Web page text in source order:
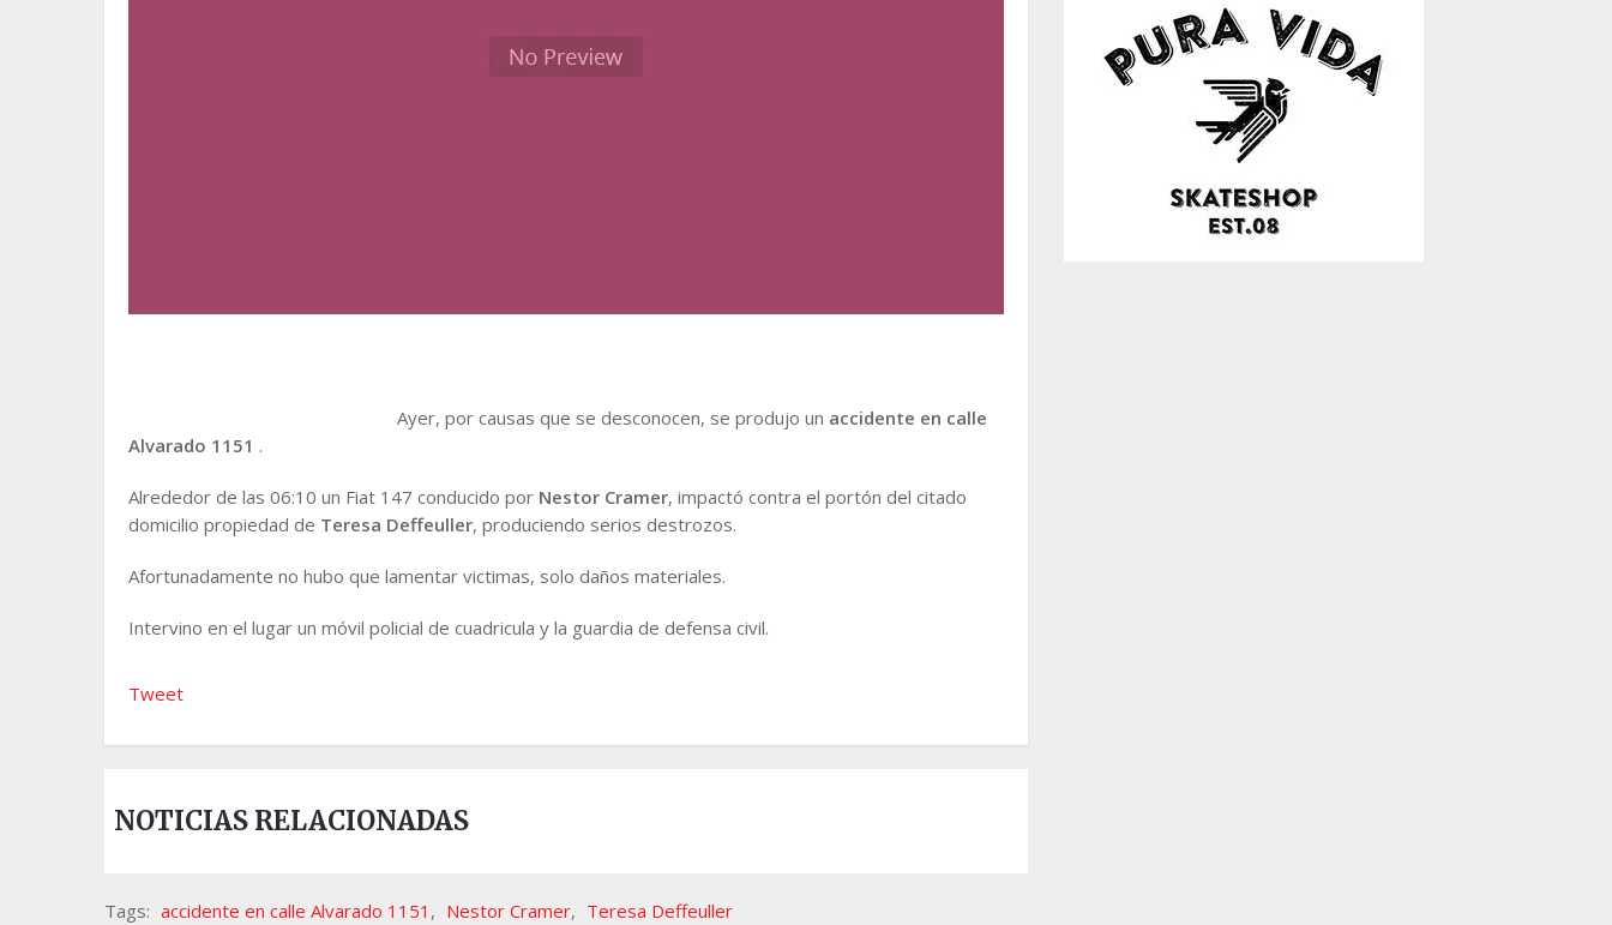
Ayer, por causas que se desconocen, se produjo un accidente en calle
Alvarado 1151 .
Alrededor de las 06:10 un Fiat 147 conducido por Nestor Cramer, impactó contra el portón del citado
domicilio propiedad de Teresa Deffeuller, produciendo serios destrozos.
Afortunadamente no hubo que lamentar victimas, solo daños materiales.
Intervino en el lugar un móvil policial de cuadricula y la guardia de defensa civil.
Tweet
NOTICIAS RELACIONADAS
Tags: accidente en calle Alvarado 1151 , Nestor Cramer, Teresa Deffeuller